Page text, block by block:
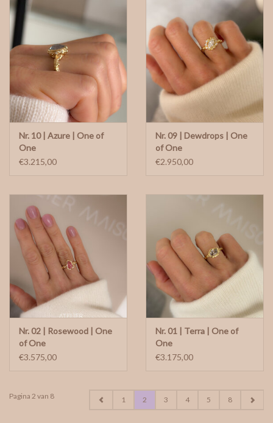
Nr. 10 | Azure | One of
One
€3.215,00
Nr. 09 | Dewdrops | One
of One
€2.950,00
Nr. 02 | Rosewood | One
of One
€3.575,00
Nr. 01 | Terra | One of
One
€3.175,00
Pagina 2 van 8 1 2 3 4 5 8